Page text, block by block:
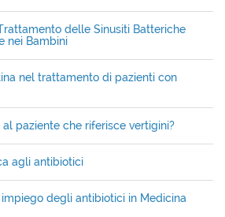
delle Sinusiti Batteriche
nei Bambini
nel trattamento di pazienti con
paziente che riferisce vertigini?
agli antibiotici
degli antibiotici in Medicina